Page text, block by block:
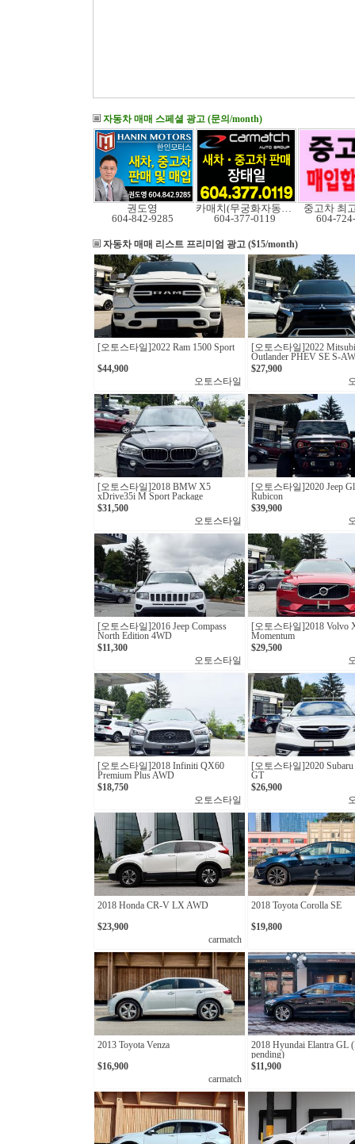
자동차 매매 스페셜 광고 (문의/month)
권도영
604-842-9285
카매치(무궁화자동차)
604-377-0119
중고차 최
604-
자동차 매매 리스트 프리미엄 광고 ($15/month)
[오토스타일]2022 Ram 1500 Sport
$44,900
오토스타일
[오토스타일]2022
Outlander PHEV SE S-
$27,900
[오토스타일] 2018 BMW X5
xDrive35i M Sport Package
$31,500
오토스타일
[오토스타일] 2020 Jeep
Rubicon
$39,900
[오토스타일]2016 Jeep Compass
North Edition 4WD
$11,300
오토스타일
[오토스타일]2018 Volvo
Momentum
$29,500
[오토스타일]2018 Infiniti QX60
Premium Plus AWD
$18,750
오토스타일
[오토스타일]2020 Subaru
GT
$26,900
2018 Honda CR-V LX AWD
$23,900
carmatch
2018 Toyota Corolla SE
$19,800
2013 Toyota Venza
$16,900
carmatch
2018 Hyundai Elantra GL
pending)
$11,900